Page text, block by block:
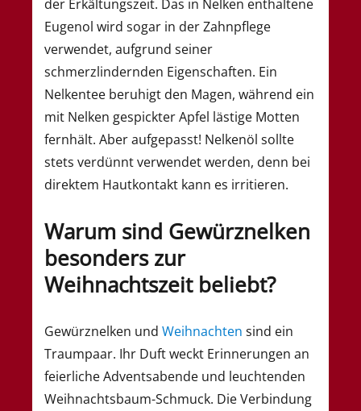
der Erkältungszeit. Das in Nelken enthaltene
Eugenol wird sogar in der Zahnpflege
verwendet, aufgrund seiner
schmerzlindernden Eigenschaften. Ein
Nelkentee beruhigt den Magen, während ein
mit Nelken gespickter Apfel lästige Motten
fernhält. Aber aufgepasst! Nelkenöl sollte
stets verdünnt verwendet werden, denn bei
direktem Hautkontakt kann es irritieren.
Warum sind Gewürznelken
besonders zur
Weihnachtszeit beliebt?
Gewürznelken und Weihnachten sind ein
Traumpaar. Ihr Duft weckt Erinnerungen an
feierliche Adventsabende und leuchtenden
Weihnachtsbaum-Schmuck. Die Verbindung